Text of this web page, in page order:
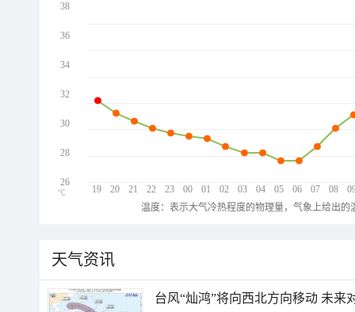
19 20 21 22 23 00 01 02 03 04 05 06 07 08
38
36
34
32
30
28
26
℃
温度：表示大气冷热程度的物理量，气象上给出
天气资讯
台风“灿鸿”将向西北方向移动 未来